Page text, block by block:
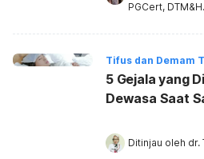
PGCert, DTM&H.
Tifus dan Demam
5 Gejala yang
Dewasa Saat
Ditinjau oleh dr.